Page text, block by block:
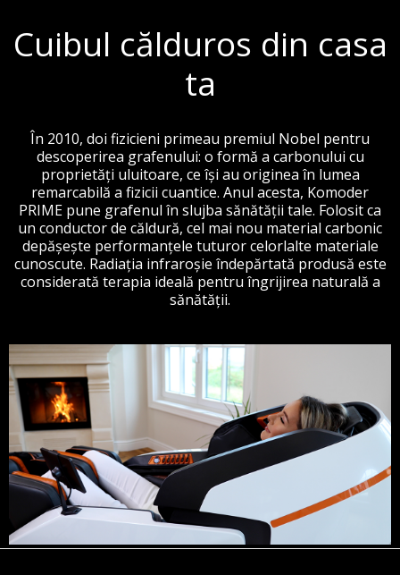
Cuibul călduros din casa
ta
În 2010, doi fizicieni primeau premiul Nobel pentru
descoperirea grafenului: o formă a carbonului cu
proprietăți uluitoare, ce își au originea în lumea
remarcabilă a fizicii cuantice. Anul acesta, Komoder
PRIME pune grafenul în slujba sănătății tale. Folosit ca
un conductor de căldură, cel mai nou material carbonic
depășește performanțele tuturor celorlalte materiale
cunoscute. Radiația infraroșie îndepărtată produsă este
considerată terapia ideală pentru îngrijirea naturală a
sănătății.